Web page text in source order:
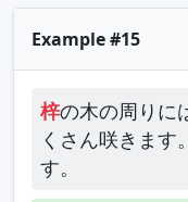
Example #15
梓の木の周りに
くさん咲きます
す。